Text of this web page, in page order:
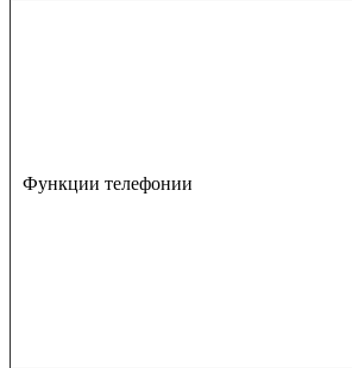
Функции телефонии